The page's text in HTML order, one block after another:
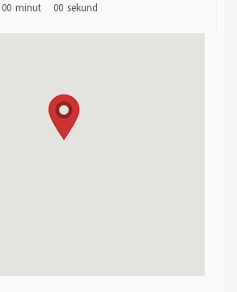
00 minut 00 sekund